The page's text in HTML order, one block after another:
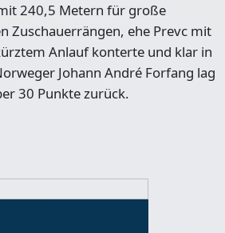
240,5 Metern für große
Zuschauerrängen, ehe Prevc mit
Anlauf konterte und klar in
Johann André Forfang lag
30 Punkte zurück.